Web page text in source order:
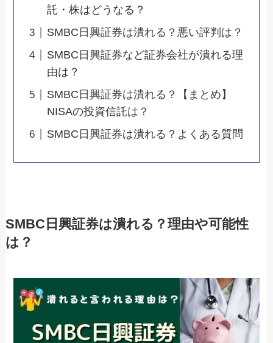
託・株はどうなる？
SMBC日興証券は潰れる？悪い評判は？
SMBC日興証券など証券会社が潰れる理
由は？
SMBC日興証券は潰れる？【まとめ】
NISAの投資信託は？
SMBC日興証券は潰れる？よくある質問
SMBC日興証券は潰れる？理由や可能性
は？